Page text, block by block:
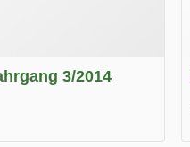
3/2014